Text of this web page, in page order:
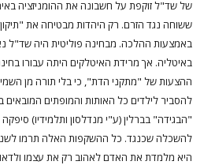
של שד"ל זוקפת על חשבונה את ההומניזציה
ששוחה נגד הזרם. רק היהדות מבטיחה את "תיקון
באמצעות ההלכה. מבחינה פוליטית היה שד"ל
באיטליה. אך מרידת האיטלקים היתה עבורו
ההצעות של "מתקני הדת", כי בלי תורה מן השמים
להסביר לילדים כל האותות והמופתים
"הבגידה" בברלין (ע"י מנדלסון ותלמידיו)
להשכלה שכנגד. כל ההשקפות האלה תרמו
היא מלמדת את האדם לאהוב רק את עצמו